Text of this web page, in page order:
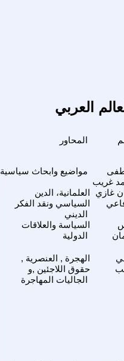
العربي
مواضيع وابحاث سياسية
غريب
العلمانية، الدين
السياسي ونقد الفكر
الديني
غازي
السياسة والعلاقات
الدولية
الهجرة , العنصرية ,
حقوق اللاجئين ,و
الجاليات المهاجرة